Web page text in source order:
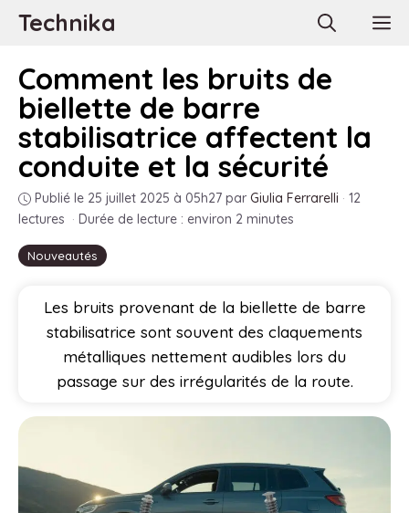
AllerTechnika
Nouveautés
Comment les bruits de
biellette de barre
stabilisatrice affectent la
conduite et la sécurité
Publié le 25 juillet 2025 à 05h27 par Giulia Ferrarelli · 12
lectures · Durée de lecture : environ 2 minutes
Les bruits provenant de la biellette de barre
stabilisatrice sont souvent des claquements
métalliques nettement audibles lors du
passage sur des irrégularités de la route.